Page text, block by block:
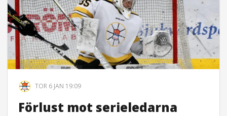
TOR 6 JAN 19:09
Förlust mot serieledarna